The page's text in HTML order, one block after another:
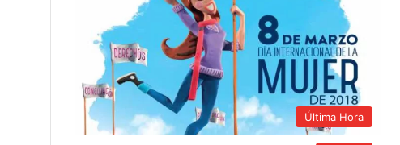
Última Hora